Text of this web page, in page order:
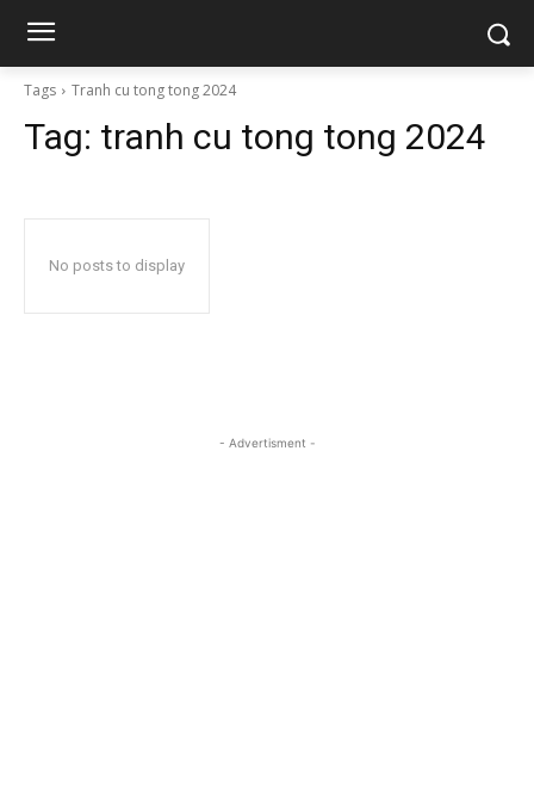
Tags Tranh cu tong tong 2024
Tag: tranh cu tong tong 2024
No posts to display
- Advertisment -